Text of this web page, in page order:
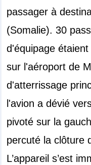
passager à
(Somalie). 30
d'équipage
sur l'aéroport de
d'atterrissage
l'avion a dévié
pivoté sur la
percuté la clôture
L’appareil s’est